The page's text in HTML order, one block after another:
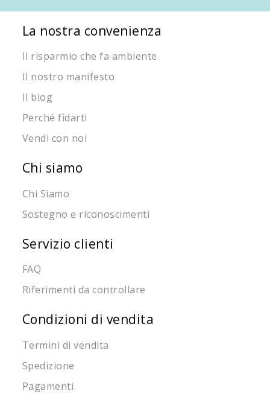
La nostra convenienza
Il risparmio che fa ambiente
Il nostro manifesto
Il blog
Perché fidarti
Vendi con noi
Chi siamo
Chi Siamo
Sostegno e riconoscimenti
Servizio clienti
FAQ
Riferimenti da controllare
Condizioni di vendita
Termini di vendita
Spedizione
Pagamenti